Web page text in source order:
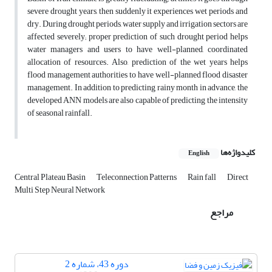
severe drought years, then suddenly it experiences wet periods and
dry. During drought periods, water supply and irrigation sectors are
affected severely; proper prediction of such drought period helps
water managers and users to have well-planned, coordinated
allocation of resources. Also, prediction of the wet years helps
flood management authorities to have well-planned flood disaster
management. In addition to predicting rainy month in advance, the
developed ANN models are also capable of predicting the intensity
of seasonal rainfall.
کلیدواژه‌ها English
Central Plateau Basin Teleconnection Patterns Rain fall Direct
Multi Step Neural Network
مراجع
دوره 43، شماره 2